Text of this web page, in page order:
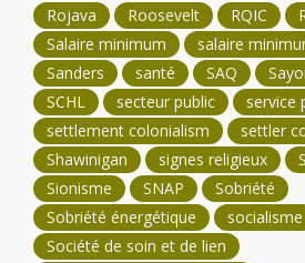
Rojava
Roosevelt RQIC
Salaire minimum
salaire
Sanders
santé SAQ
SCHL
secteur public
service
settlement colonialism
settler
Shawinigan
signes religieux
Sionisme
SNAP
Sobriété
Sobriété énergétique
socialisme
Société de soin et de lien